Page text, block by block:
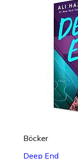
Böcker
Deep End